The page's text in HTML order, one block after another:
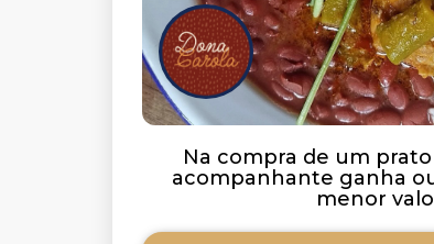
Na compra de um
acompanhante ganha
menor